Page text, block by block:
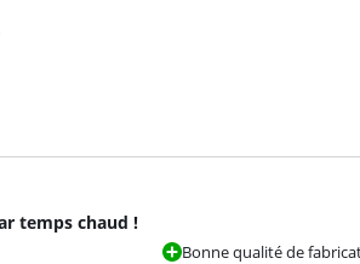
temps chaud !
Bonne qualité de